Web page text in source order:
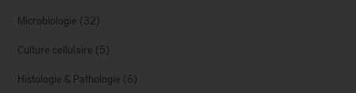
Microbiologie (32)
Culture cellulaire (5)
Histologie & Pathologie (6)